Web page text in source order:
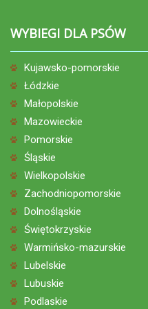
WYBIEGI DLA PSÓW
Kujawsko-pomorskie
Łódzkie
Małopolskie
Mazowieckie
Pomorskie
Śląskie
Wielkopolskie
Zachodniopomorskie
Dolnośląskie
Świętokrzyskie
Warmińsko-mazurskie
Lubelskie
Lubuskie
Podlaskie